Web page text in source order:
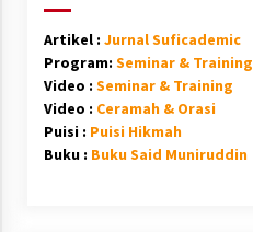
Artikel : Jurnal Suficademic
Program: Seminar & Training
Video : Seminar & Training
Video : Ceramah & Orasi
Puisi : Puisi Hikmah
Buku : Buku Said Muniruddin